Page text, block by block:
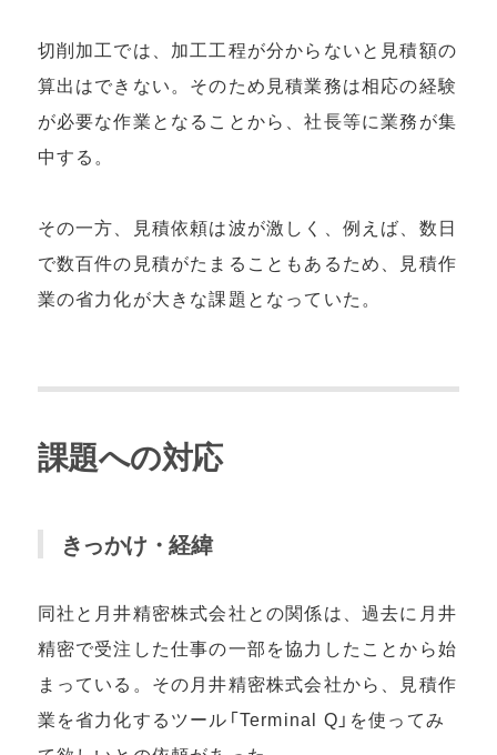
切削加⼯では、加⼯⼯程が分からないと⾒積額の
算出はできない。そのため⾒積業務は相応の経験
が必要な作業となることから、社⻑等に業務が集
中する。
その⼀⽅、⾒積依頼は波が激しく、例えば、数⽇
で数百件の⾒積がたまることもあるため、⾒積作
業の省⼒化が⼤きな課題となっていた。
課題への対応
きっかけ・経緯
同社と⽉井精密株式会社との関係は、過去に⽉井
精密で受注した仕事の⼀部を協⼒したことから始
まっている。その⽉井精密株式会社から、⾒積作
業を省⼒化するツール「Terminal Q」を使ってみ